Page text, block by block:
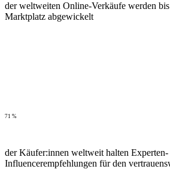
der weltweiten Online-Verkäufe werden
Marktplatz abgewickelt
71 %
der Käufer:innen weltweit halten Experten-
Influencerempfehlungen für den